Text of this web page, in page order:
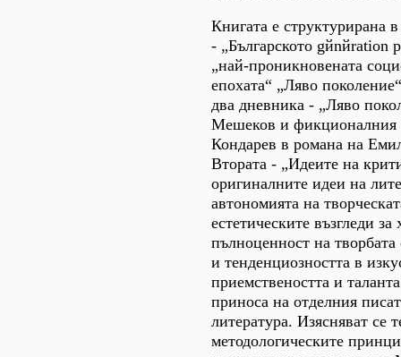
Книгата е структурирана
- „Българското gйnйration
„най-проникновената
епохата“ „Ляво
два дневника - „Ляво
Мешеков и фикционалния
Кондарев в романа на
Втората - „Идеите на
оригиналните идеи на
автономията на
естетическите възгледи за
пълноценност на
и тенденциозността в
приемствеността и
приноса на отделния
литература. Изясняват се
методологическите